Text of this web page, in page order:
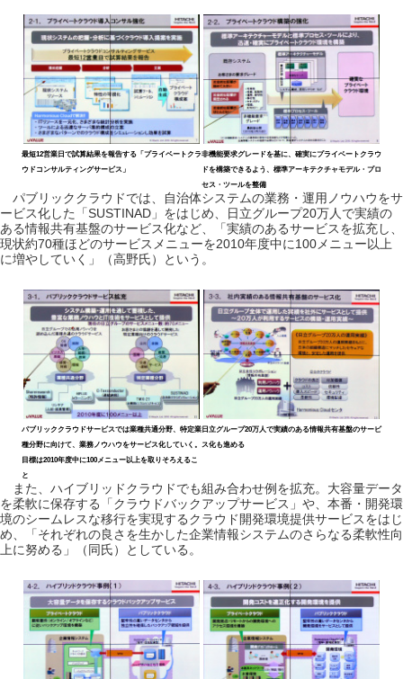
最短12営業日で試算結果を報告する「プライベートクラ
ウドコンサルティングサービス」
非機能要求グレードを基に、確実にプライベートクラウ
ドを構築できるよう、標準アーキテクチャモデル・プロ
セス・ツールを整備
パブリッククラウドでは、自治体システムの業務・運用ノウハウをサ
ービス化した「SUSTINAD」をはじめ、日立グループ20万人で実績の
ある情報共有基盤のサービス化など、「実績のあるサービスを拡充し、
現状約70種ほどのサービスメニューを2010年度中に100メニュー以上
に増やしていく」（高野氏）という。
パブリッククラウドサービスでは業種共通分野、特定業
種分野に向けて、業務ノウハウをサービス化していく。
目標は2010年度中に100メニュー以上を取りそろえるこ
と
日立グループ20万人で実績のある情報共有基盤のサービ
ス化も進める
また、ハイブリッドクラウドでも組み合わせ例を拡充。大容量データ
を柔軟に保存する「クラウドバックアップサービス」や、本番・開発環
境のシームレスな移行を実現するクラウド開発環境提供サービスをはじ
め、「それぞれの良さを生かした企業情報システムのさらなる柔軟性向
上に努める」（同氏）としている。